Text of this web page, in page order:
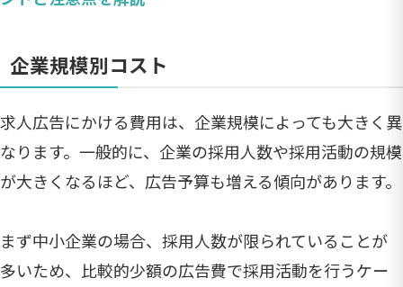
企業規模別コスト
求人広告にかける費用は、企業規模によっても大きく異
なります。一般的に、企業の採用人数や採用活動の規模
が大きくなるほど、広告予算も増える傾向があります。
まず中小企業の場合、採用人数が限られていることが
多いため、比較的少額の広告費で採用活動を行うケー